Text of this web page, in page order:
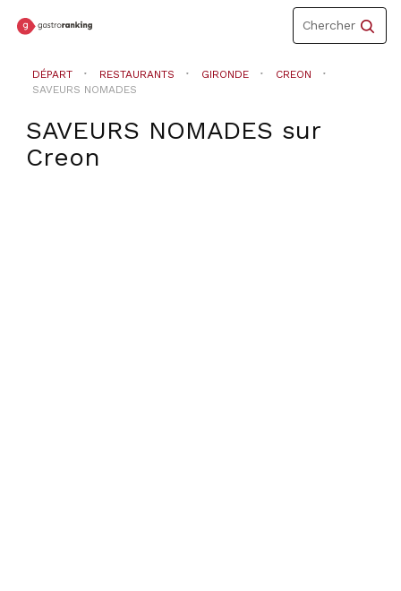
Toggle
navigation
Chercher
DÉPART RESTAURANTS GIRONDE
CREON
SAVEURS NOMADES
SAVEURS NOMADES sur
Creon